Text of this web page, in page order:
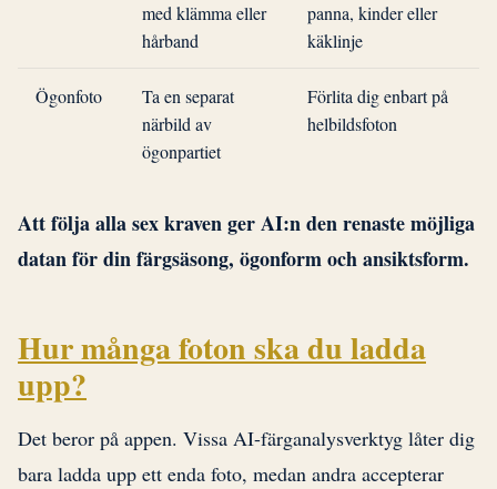
med klämma eller
hårband
panna, kinder eller
käklinje
Ögonfoto
Ta en separat
närbild av
ögonpartiet
Förlita dig enbart på
helbildsfoton
Att följa alla sex kraven ger AI:n den renaste möjliga
datan för din färgsäsong, ögonform och ansiktsform.
Hur många foton ska du ladda
upp?
Det beror på appen. Vissa AI-färganalysverktyg låter dig
bara ladda upp ett enda foto, medan andra accepterar